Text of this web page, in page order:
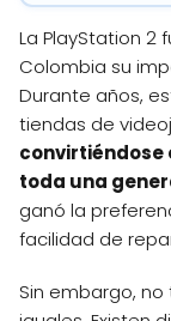
La PlayStation 2
Colombia su
Durante años,
tiendas de
convirtiéndose
toda una
ganó la
facilidad de
Sin embargo,